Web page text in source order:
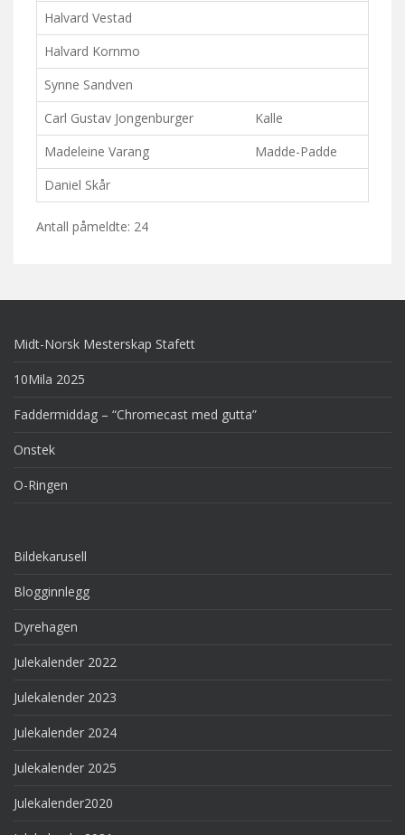
Halvard Vestad
Halvard Kornmo
Synne Sandven
Carl Gustav Jongenburger
Kalle
Madeleine Varang
Madde-Padde
Daniel Skår
Antall påmeldte: 24
Midt-Norsk Mesterskap Stafett
10Mila 2025
Faddermiddag – “Chromecast med gutta”
Onstek
O-Ringen
Bildekarusell
Blogginnlegg
Dyrehagen
Julekalender 2022
Julekalender 2023
Julekalender 2024
Julekalender 2025
Julekalender2020